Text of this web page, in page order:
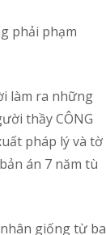
phải phạm
làm ra những
thầy CÔNG
pháp lý và tờ
án 7 năm tù
giống từ ba